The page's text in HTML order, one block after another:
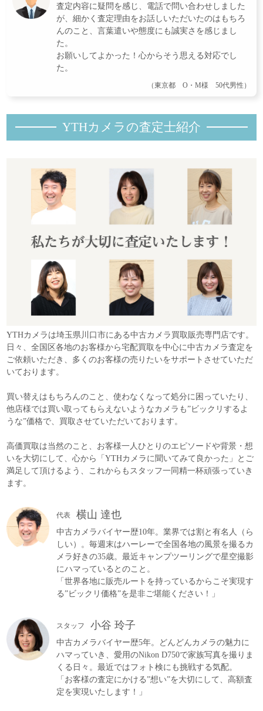
査定内容に疑問を感じ、電話で問い合わせしました
が、細かく査定理由をお話しいただいたのはもちろ
んのこと、言葉遣いや態度にも誠実さを感じまし
た。
お願いしてよかった！心からそう思える対応でし
た。
（東京都 O・M様 50代男性）
YTHカメラの査定士紹介
YTHカメラは埼玉県川口市にある中古カメラ買取販売専門店です。
日々、全国区各地のお客様から宅配買取を中心に中古カメラ査定を
ご依頼いただき、多くのお客様の売りたいをサポートさせていただ
いております。
買い替えはもちろんのこと、使わなくなって処分に困っていたり、
他店様では買い取ってもらえないようなカメラも”ビックリするよ
うな”価格で、買取させていただいております。
高価買取は当然のこと、お客様一人ひとりのエピソードや背景・想
いを大切にして、心から「YTHカメラに聞いてみて良かった」とご
満足して頂けるよう、これからもスタッフ一同精一杯頑張っていき
ます。
代表 横山 達也
中古カメラバイヤー歴10年。業界では割と有名人（ら
しい）。毎週末はハーレーで全国各地の風景を撮るカ
メラ好きの35歳。最近キャンプツーリングで星空撮影
にハマっているとのこと。
「世界各地に販売ルートを持っているからこそ実現す
る”ビックリ価格”を是非ご堪能ください！」
スタッフ 小谷 玲子
中古カメラバイヤー歴5年。どんどんカメラの魅力に
ハマっていき、愛用のNikon D750で家族写真を撮りま
くる日々。最近ではフォト検にも挑戦する気配。
「お客様の査定にかける”想い”を大切にして、高額査
定を実現いたします！」